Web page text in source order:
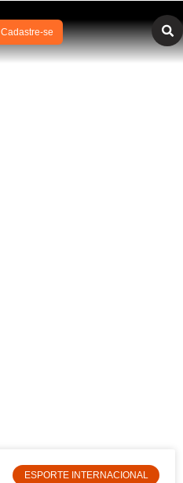
Cadastre-se
ESPORTE INTERNACIONAL